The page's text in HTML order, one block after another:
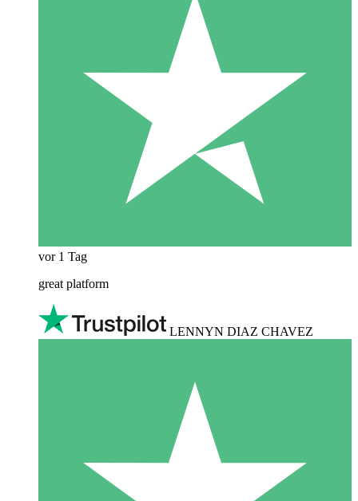
vor 1 Tag
great platform
LENNYN DIAZ CHAVEZ